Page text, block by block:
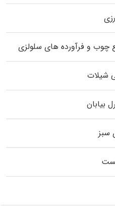
چوب و فرآورده‌ های سلولزی
شیلات
بیابان
سبز